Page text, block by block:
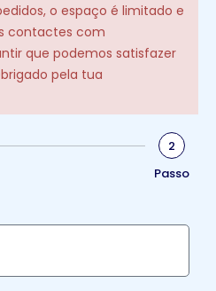
o espaço é limitado e
contactes com
que podemos satisfazer
pela tua
2
Passo